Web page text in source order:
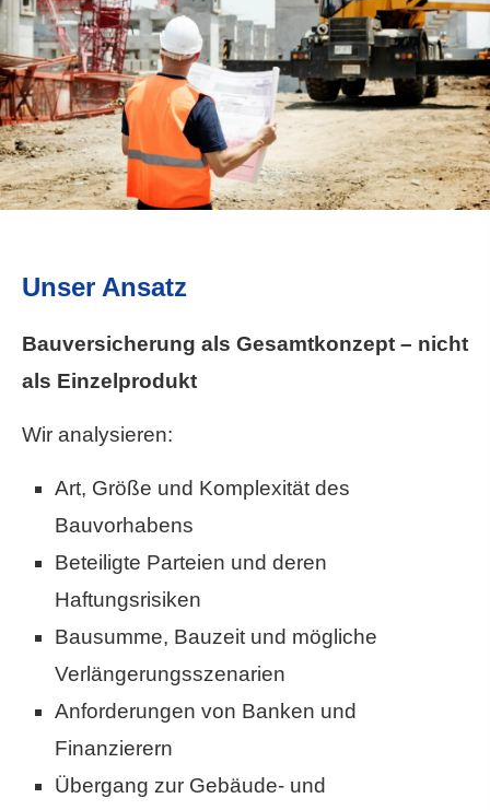
Unser Ansatz
Bauversicherung als Gesamtkonzept – nicht
als Einzelprodukt
Wir analysieren:
Art, Größe und Komplexität des
Bauvorhabens
Beteiligte Parteien und deren
Haftungsrisiken
Bausumme, Bauzeit und mögliche
Verlängerungsszenarien
Anforderungen von Banken und
Finanzierern
Übergang zur Gebäude- und